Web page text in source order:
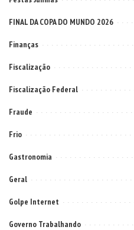
FINAL DA COPA DO MUNDO 2026
Finanças
Fiscalização
Fiscalização Federal
Fraude
Frio
Gastronomia
Geral
Golpe Internet
Governo Trabalhando